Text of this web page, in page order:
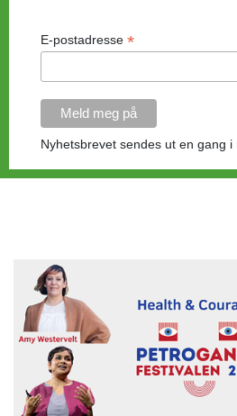
E-postadresse *
Nyhetsbrevet sendes ut en gang i